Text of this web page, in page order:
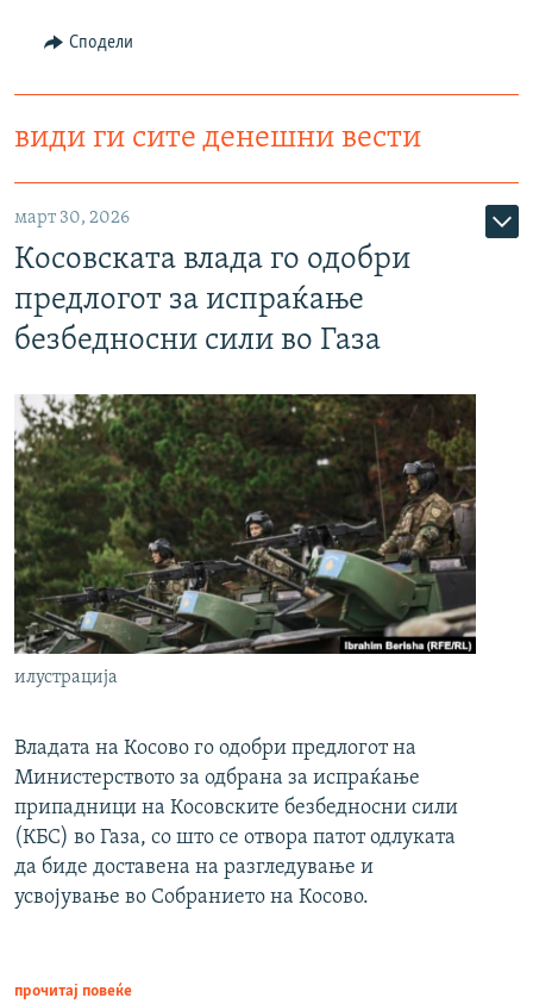
Сподели
види ги сите денешни вести
март 30, 2026
Косовската влада го одобри
предлогот за испраќање
безбедносни сили во Газа
илустрација
Владата на Косово го одобри предлогот на
Министерството за одбрана за испраќање
припадници на Косовските безбедносни сили
(КБС) во Газа, со што се отвора патот одлуката
да биде доставена на разгледување и
усвојување во Собранието на Косово.
прочитај повеќе